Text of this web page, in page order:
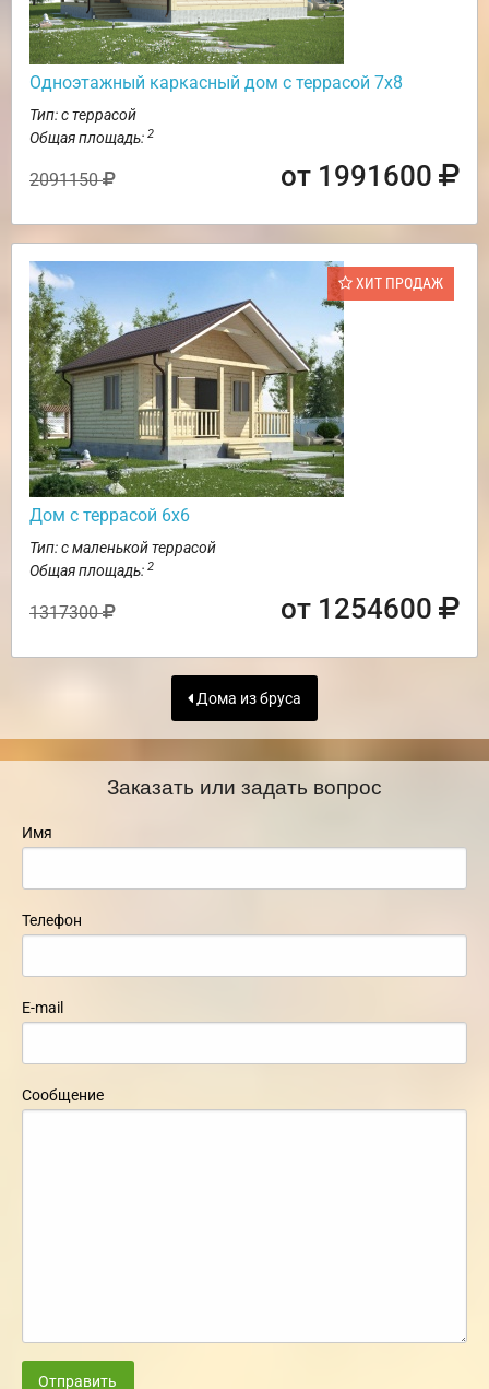
Одноэтажный каркасный дом с террасой 7х8
Тип: с террасой
Общая площадь: 2
2091150 от 1991600
ХИТ ПРОДАЖ
Дом с террасой 6х6
Тип: с маленькой террасой
Общая площадь: 2
1317300 от 1254600
Дома из бруса
Заказать или задать вопрос
Имя
Телефон
E-mail
Сообщение
Отправить